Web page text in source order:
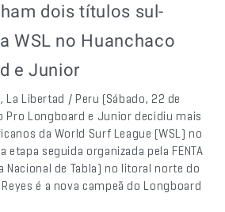
dois títulos sul-
WSL no Huanchaco
e Junior
La Libertad / Peru (Sábado, 22 de
Pro Longboard e Junior decidiu mais
da World Surf League (WSL) no
seguida organizada pela FENTA
Nacional de Tabla) no litoral norte do
é a nova campeã do Longboard